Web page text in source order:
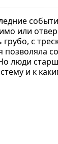
или
с
люди
и к